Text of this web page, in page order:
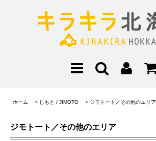
ホーム > じもと / JIMOTO > ジモトート／その他のエリア
ジモトート／その他のエリア